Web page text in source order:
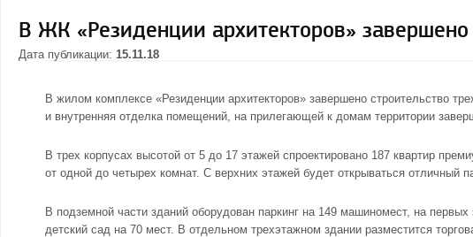
В ЖК «Резиденции архитекторов»
Дата публикации: 15.11.18
В жилом комплексе «Резиденции архитекторов» завершено строительство
и внутренняя отделка помещений, на прилегающей к домам территории
В трех корпусах высотой от 5 до 17 этажей спроектировано 187 квартир
от одной до четырех комнат. С верхних этажей будет открываться отличный
В подземной части зданий оборудован паркинг на 149 машиномест, на
детский сад на 70 мест. В отдельном трехэтажном здании разместится